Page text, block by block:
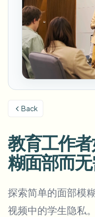
模糊人脸
模糊车牌
模糊背景
模糊任何内容
GDPR合规模糊
街头采访模糊
游戏与直播模糊
View all features
Browse every blur tool in
模糊车牌
模糊人脸
AI Video Object
人脸匿名化
企业
学校与教育
校园摄像头、讲座和地区
媒体与娱乐
试映、发布和合规
零售与电商
医疗
诊所和面向患者的视频管理
公共部门
资源
常见问题
博客
Whitepapers
工具
分类
Choose language
Back
教育工作
糊面部而
探索简单的面部模
视频中的学生隐私